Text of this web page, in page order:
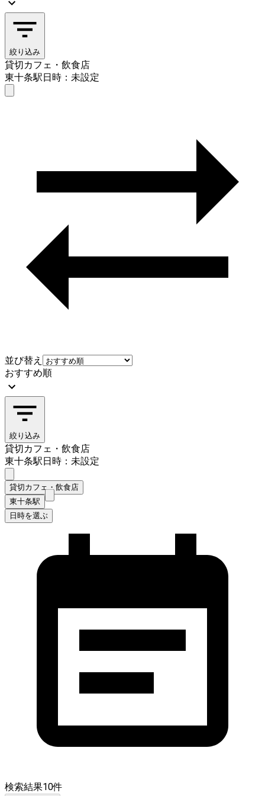
絞り込み
貸切カフェ・飲食店
東十条駅日時：未設定
並び替え
おすすめ順
絞り込み
貸切カフェ・飲食店
東十条駅日時：未設定
貸切カフェ・飲食店
東十条駅
日時を選ぶ
検索結果10件